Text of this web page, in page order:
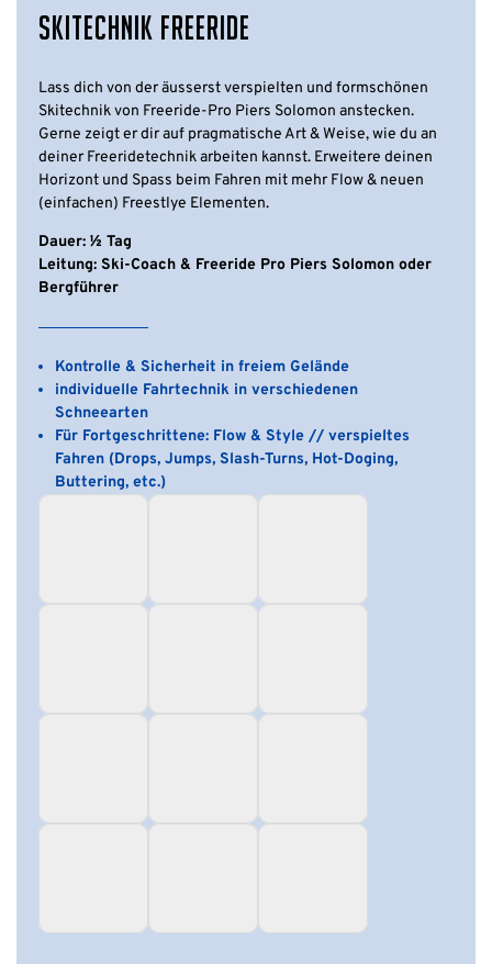
SKITECHNIK FREERIDE
Lass dich von der äusserst verspielten und formschönen
Skitechnik von Freeride-Pro Piers Solomon anstecken.
Gerne zeigt er dir auf pragmatische Art & Weise, wie du an
deiner Freeridetechnik arbeiten kannst. Erweitere deinen
Horizont und Spass beim Fahren mit mehr Flow & neuen
(einfachen) Freestlye Elementen.
Dauer: ½ Tag
Leitung: Ski-Coach & Freeride Pro Piers Solomon oder
Bergführer
Kontrolle & Sicherheit in freiem Gelände
individuelle Fahrtechnik in verschiedenen
Schneearten
Für Fortgeschrittene: Flow & Style // verspieltes
Fahren (Drops, Jumps, Slash-Turns, Hot-Doging,
Buttering, etc.)